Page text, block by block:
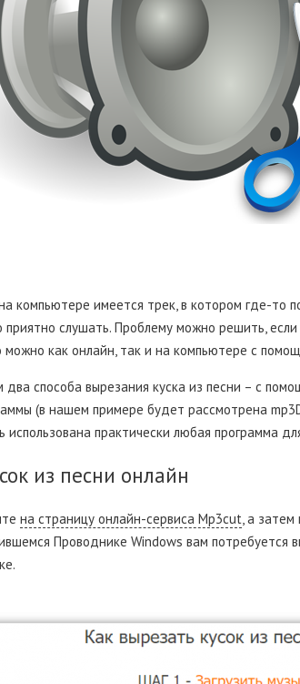
компьютере имеется трек, в котором где-то
слушать. Проблему можно решить,
можно как онлайн, так и на компьютере с
способа вырезания куска из песни – с
(в нашем примере будет рассмотрена
использована практически любая программа
из песни онлайн
на страницу онлайн-сервиса Mp3cut, а затем
Проводнике Windows вам потребуется